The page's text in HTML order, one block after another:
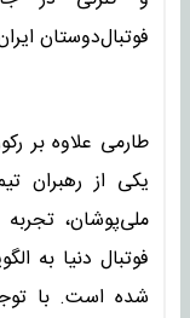
فوتبال‌دوستان
طارمی علاوه بر
یکی از رهبران
ملی‌پوشان،
فوتبال دنیا به
شده است. با